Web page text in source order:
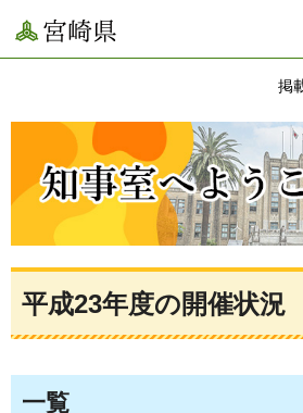
宮崎県
掲
平成23年度の開催状況
一覧